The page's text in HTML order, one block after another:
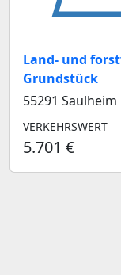
Land- und
Grundstück
55291 Saulheim
VERKEHRSWERT
5.701 €